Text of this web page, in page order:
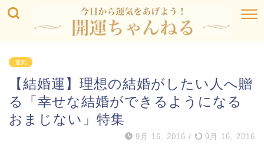
運気
【結婚運】理想の結婚がしたい人へ贈
る「幸せな結婚ができるようになる
おまじない」特集
9月 16, 2016 / 9月 16, 2016